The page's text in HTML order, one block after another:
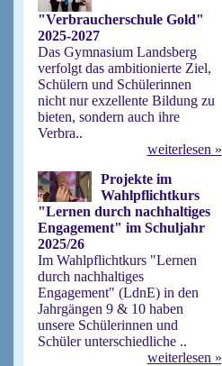
"Verbraucherschule Gold"
2025-2027
Das Gymnasium Landsberg
verfolgt das ambitionierte Ziel,
Schülern und Schülerinnen
nicht nur exzellente Bildung zu
bieten, sondern auch ihre
Verbra..
weiterlesen »
Projekte im
Wahlpflichtkurs
"Lernen durch nachhaltiges
Engagement" im Schuljahr
2025/26
Im Wahlpflichtkurs "Lernen
durch nachhaltiges
Engagement" (LdnE) in den
Jahrgängen 9 & 10 haben
unsere Schülerinnen und
Schüler unterschiedliche ..
weiterlesen »